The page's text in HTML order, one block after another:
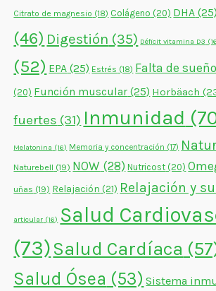
Citrato de magnesio (18) Colágeno (20) DHA (25)
(46) Digestión (35) Déficit vitamina D3
(52) EPA (25) Estrés (18) Falta de sueño
(20) Función muscular (25) Horbäach
fuertes (31) Inmunidad
Melatonina (16) Memoria y concentración (17)
Naturebell (19) NOW (28) Nutricost (20)
uñas (19) Relajación (21) Relajación y
articular (16) Salud
(73)Salud Cardíaca
Salud Ósea (53) Sistema